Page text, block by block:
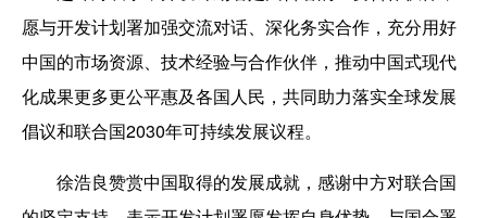
愿与开发计划署加强交流对话、深化务实合作，充分用好
中国的市场资源、技术经验与合作伙伴，推动中国式现代
化成果更多更公平惠及各国人民，共同助力落实全球发展
倡议和联合国2030年可持续发展议程。
徐浩良赞赏中国取得的发展成就，感谢中方对联合国